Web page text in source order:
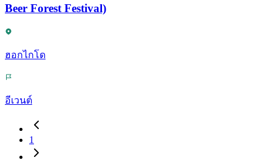
Beer Forest Festival)
ฮอกไกโด
อีเวนต์
1